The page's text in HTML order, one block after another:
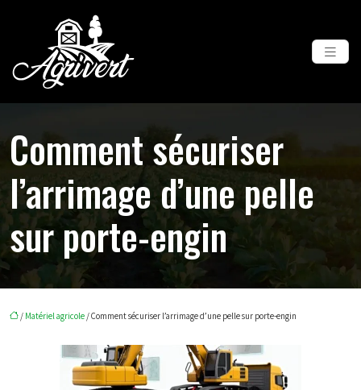
Comment sécuriser
l’arrimage d’une pelle
sur porte-engin
/ Matériel agricole / Comment sécuriser l’arrimage d’une pelle sur porte-engin